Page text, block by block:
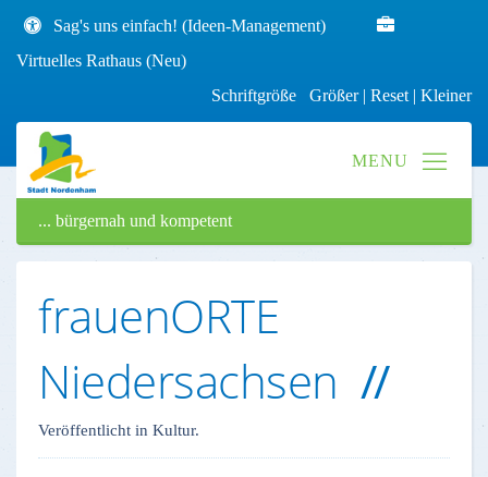
Sag's uns einfach! (Ideen-Management)
Virtuelles Rathaus (Neu)
Schriftgröße Größer| Reset | Kleiner
... bürgernah und kompetent
frauenORTE
Niedersachsen
Veröffentlicht in Kultur.